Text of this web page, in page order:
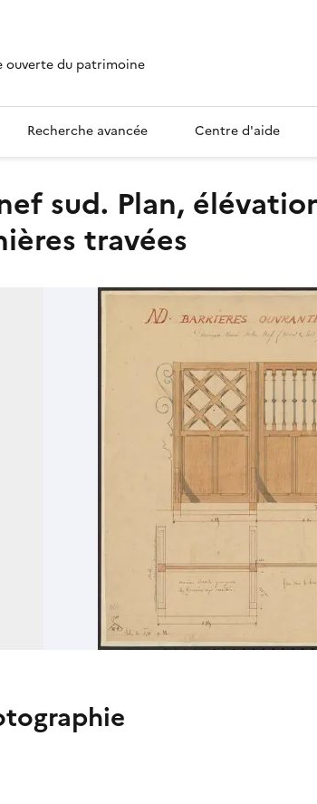
ouverte du patrimoine
Recherche avancée Centre d'aide
travées